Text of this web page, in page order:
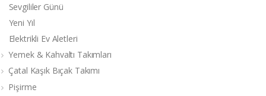
Sevgililer Günü
Yeni Yıl
Elektrikli Ev Aletleri
Yemek & Kahvaltı Takımları
Çatal Kaşık Bıçak Takımı
Pişirme